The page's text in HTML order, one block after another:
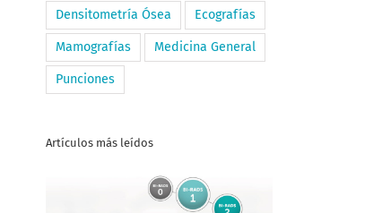
Densitometría Ósea Ecografías
Mamografías Medicina General
Punciones
Artículos más leídos